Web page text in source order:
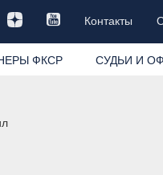
Контакты
ФКСР СУДЬИ И